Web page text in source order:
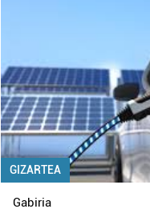
GIZARTEA
Gabiria